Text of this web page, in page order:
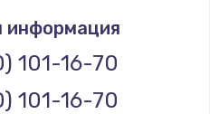
информация
101-16-70
101-16-70